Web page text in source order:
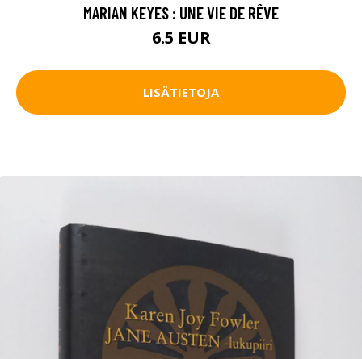
MARIAN KEYES : UNE VIE DE RÊVE
6.5 EUR
LISÄTIETOJA